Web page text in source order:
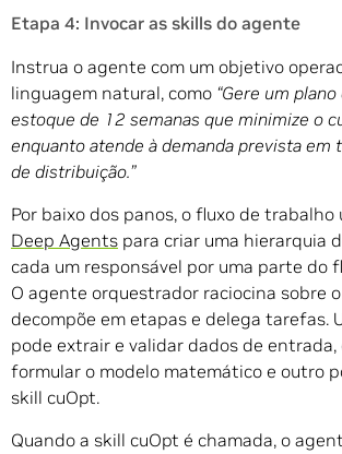
Etapa 4: Invocar as skills do agente
Instrua o agente com um objetivo
linguagem natural, como “Gere um
estoque de 12 semanas que minimize o
enquanto atende à demanda prevista em
de distribuição.”
Por baixo dos panos, o fluxo de trabalho
Deep Agents para criar uma hierarquia
cada um responsável por uma parte do
O agente orquestrador raciocina sobre
decompõe em etapas e delega tarefas.
pode extrair e validar dados de
formular o modelo matemático e outro
skill cuOpt.
Quando a skill cuOpt é chamada, o